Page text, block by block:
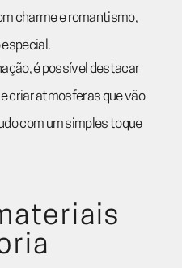
charme e romantismo,
é possível destacar
criar atmosferas que vão
com um simples toque